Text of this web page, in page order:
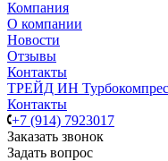
Компания
О компании
Новости
Отзывы
Контакты
ТРЕЙД ИН
Контакты
+7 (914) 7923017
Заказать звонок
Задать вопрос